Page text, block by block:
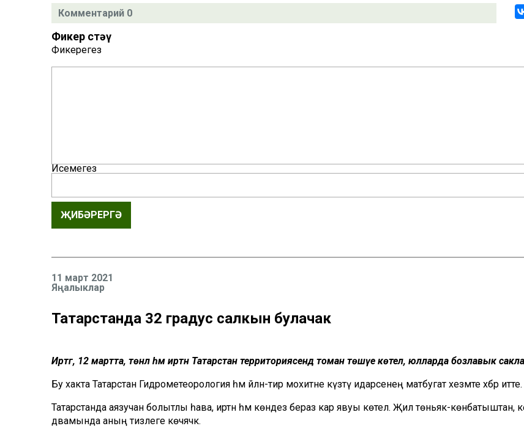
Комментарий 0
Фикер өстәү
Фикерегез
Исемегез
ҖИБӘРЕРГӘ
11 март 2021
Яңалыклар
Татарстанда 32 градус салкын булачак
Иртәгә, 12 мартта, төнлә һәм иртән Татарстан территориясендә томан төшүе көтелә, юлларда бозлавык
Бу хакта Татарстан Гидрометеорология һәм әйләнә-тирә мохитне күзәтү идарәсенең матбугат хезмәте хәбәр итте.
Татарстанда аязучан болытлы һава, иртән һәм көндез бераз кар явуы көтелә. Җил төньяк-көнбатыштан,
дәвамында аның тизлеге көчәячәк.